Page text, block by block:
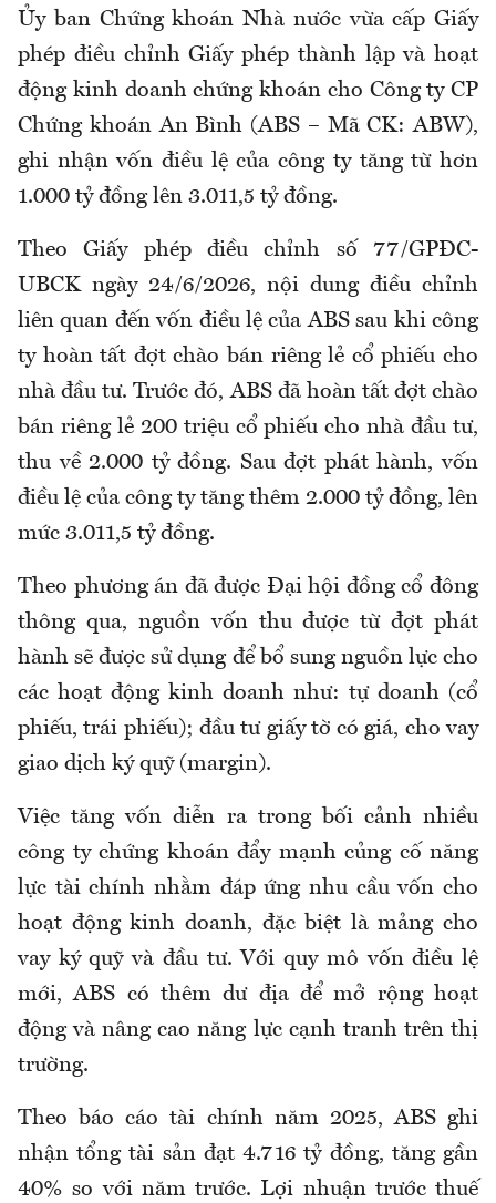
Ủy ban Chứng khoán Nhà nước vừa cấp Giấy
phép điều chỉnh Giấy phép thành lập và hoạt
động kinh doanh chứng khoán cho Công ty CP
Chứng khoán An Bình (ABS – Mã CK: ABW),
ghi nhận vốn điều lệ của công ty tăng từ hơn
1.000 tỷ đồng lên 3.011,5 tỷ đồng.
Theo Giấy phép điều chỉnh số 77/GPĐC-
UBCK ngày 24/6/2026, nội dung điều chỉnh
liên quan đến vốn điều lệ của ABS sau khi công
ty hoàn tất đợt chào bán riêng lẻ cổ phiếu cho
nhà đầu tư. Trước đó, ABS đã hoàn tất đợt chào
bán riêng lẻ 200 triệu cổ phiếu cho nhà đầu tư,
thu về 2.000 tỷ đồng. Sau đợt phát hành, vốn
điều lệ của công ty tăng thêm 2.000 tỷ đồng, lên
mức 3.011,5 tỷ đồng.
Theo phương án đã được Đại hội đồng cổ đông
thông qua, nguồn vốn thu được từ đợt phát
hành sẽ được sử dụng để bổ sung nguồn lực cho
các hoạt động kinh doanh như: tự doanh (cổ
phiếu, trái phiếu); đầu tư giấy tờ có giá, cho vay
giao dịch ký quỹ (margin).
Việc tăng vốn diễn ra trong bối cảnh nhiều
công ty chứng khoán đẩy mạnh củng cố năng
lực tài chính nhằm đáp ứng nhu cầu vốn cho
hoạt động kinh doanh, đặc biệt là mảng cho
vay ký quỹ và đầu tư. Với quy mô vốn điều lệ
mới, ABS có thêm dư địa để mở rộng hoạt
động và nâng cao năng lực cạnh tranh trên thị
trường.
Theo báo cáo tài chính năm 2025, ABS ghi
nhận tổng tài sản đạt 4.716 tỷ đồng, tăng gần
40% so với năm trước. Lợi nhuận trước thuế